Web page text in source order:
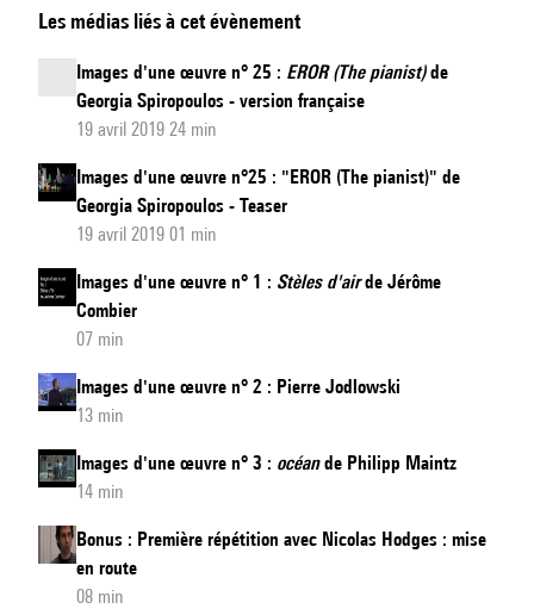
(The
Pianist)
Images
d'une
œuvre
:
EROR
pianist)
Georgia
Spiropoulos
-
version
sous-
Les médias liés à cet évènement
Images d'une œuvre n° 25 : EROR (The pianist)de
Georgia Spiropoulos - version française
19 avril 2019 24 min
Images d'une œuvre n°25 : "EROR (The pianist)" de
Georgia Spiropoulos - Teaser
19 avril 2019 01 min
Images d'une œuvre n° 1 : Stèles d'airde Jérôme
Combier
07 min
Images d'une œuvre n° 2 : Pierre Jodlowski
13 min
Images d'une œuvre n° 3 : océande Philipp Maintz
14 min
Bonus : Première répétition avec Nicolas Hodges : mise
en route
08 min